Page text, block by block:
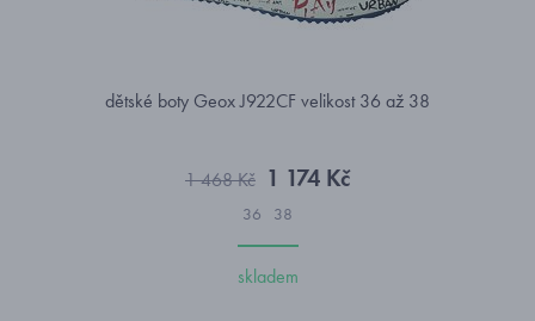
dětské boty Geox J922CF velikost 36 až 38
1 468 Kč 1 174 Kč
36 38
skladem